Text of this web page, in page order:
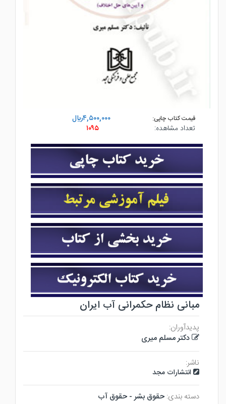
قیمت کتاب چاپی:
۴,۵۰۰,۰۰۰ريال
تعداد مشاهده:
۱۰۹۵
مبانی نظام حکمرانی آب ایران
پدیدآوران:
دکتر مسلم میری
ناشر:
انتشارات مجد
دسته بندی: حقوق بشر - حقوق آب